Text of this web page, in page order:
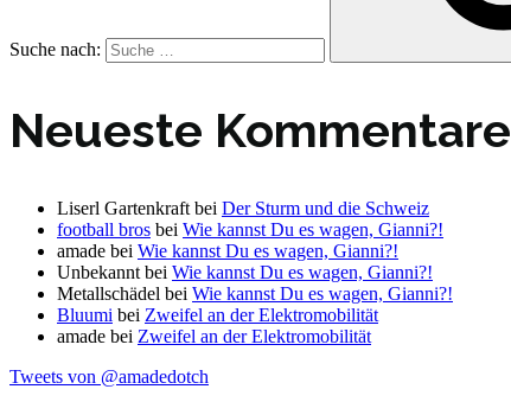
Suche nach:
Neueste Kommentare
Liserl Gartenkraft bei Der Sturm und die Schweiz
football bros bei Wie kannst Du es wagen, Gianni?!
amade bei Wie kannst Du es wagen, Gianni?!
Unbekannt bei Wie kannst Du es wagen, Gianni?!
Metallschädel bei Wie kannst Du es wagen, Gianni?!
Bluumi bei Zweifel an der Elektromobilität
amade bei Zweifel an der Elektromobilität
Tweets von @amadedotch